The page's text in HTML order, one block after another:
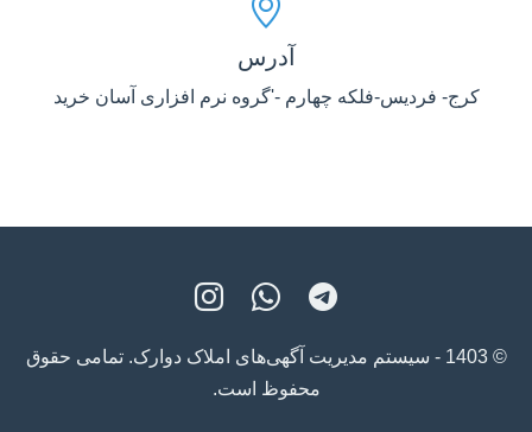
آدرس
کرج- فردیس-فلکه چهارم -'گروه نرم افزاری آسان خرید
© 1403 - سیستم مدیریت آگهی‌های املاک دوارک. تمامی حقوق
محفوظ است.